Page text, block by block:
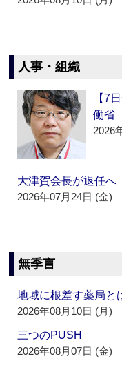
人事・組織
【7
働省
2026
大津賀会長が退任
2026年07月24日 (金)
無季言
地域に根差す薬局と
2026年08月10日 (月)
三つのPUSH
2026年08月07日 (金)